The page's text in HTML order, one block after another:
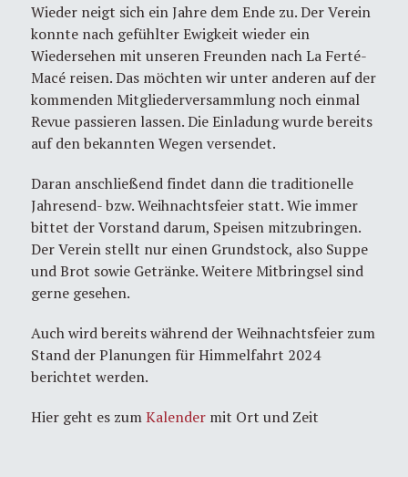
Wieder neigt sich ein Jahre dem Ende zu. Der Verein
konnte nach gefühlter Ewigkeit wieder ein
Wiedersehen mit unseren Freunden nach La Ferté-
Macé reisen. Das möchten wir unter anderen auf der
kommenden Mitgliederversammlung noch einmal
Revue passieren lassen. Die Einladung wurde bereits
auf den bekannten Wegen versendet.
Daran anschließend findet dann die traditionelle
Jahresend- bzw. Weihnachtsfeier statt. Wie immer
bittet der Vorstand darum, Speisen mitzubringen.
Der Verein stellt nur einen Grundstock, also Suppe
und Brot sowie Getränke. Weitere Mitbringsel sind
gerne gesehen.
Auch wird bereits während der Weihnachtsfeier zum
Stand der Planungen für Himmelfahrt 2024
berichtet werden.
Hier geht es zumKalender mit Ort und Zeit